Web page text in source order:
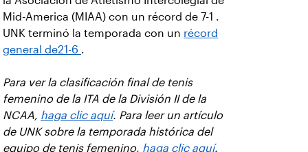
Mid-America (MIAA) con un récord de 7-1 .
UNK terminó la temporada con un récord
general de21-6 .
Para ver la clasificación final de tenis
femenino de la ITA de la División II de la
NCAA, haga clic aquí. Para leer un artículo
de UNK sobre la temporada histórica del
equipo de tenis femenino, haga clic aquí.